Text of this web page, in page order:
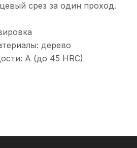
срез за один проход.
дерево
A (до 45 HRC)